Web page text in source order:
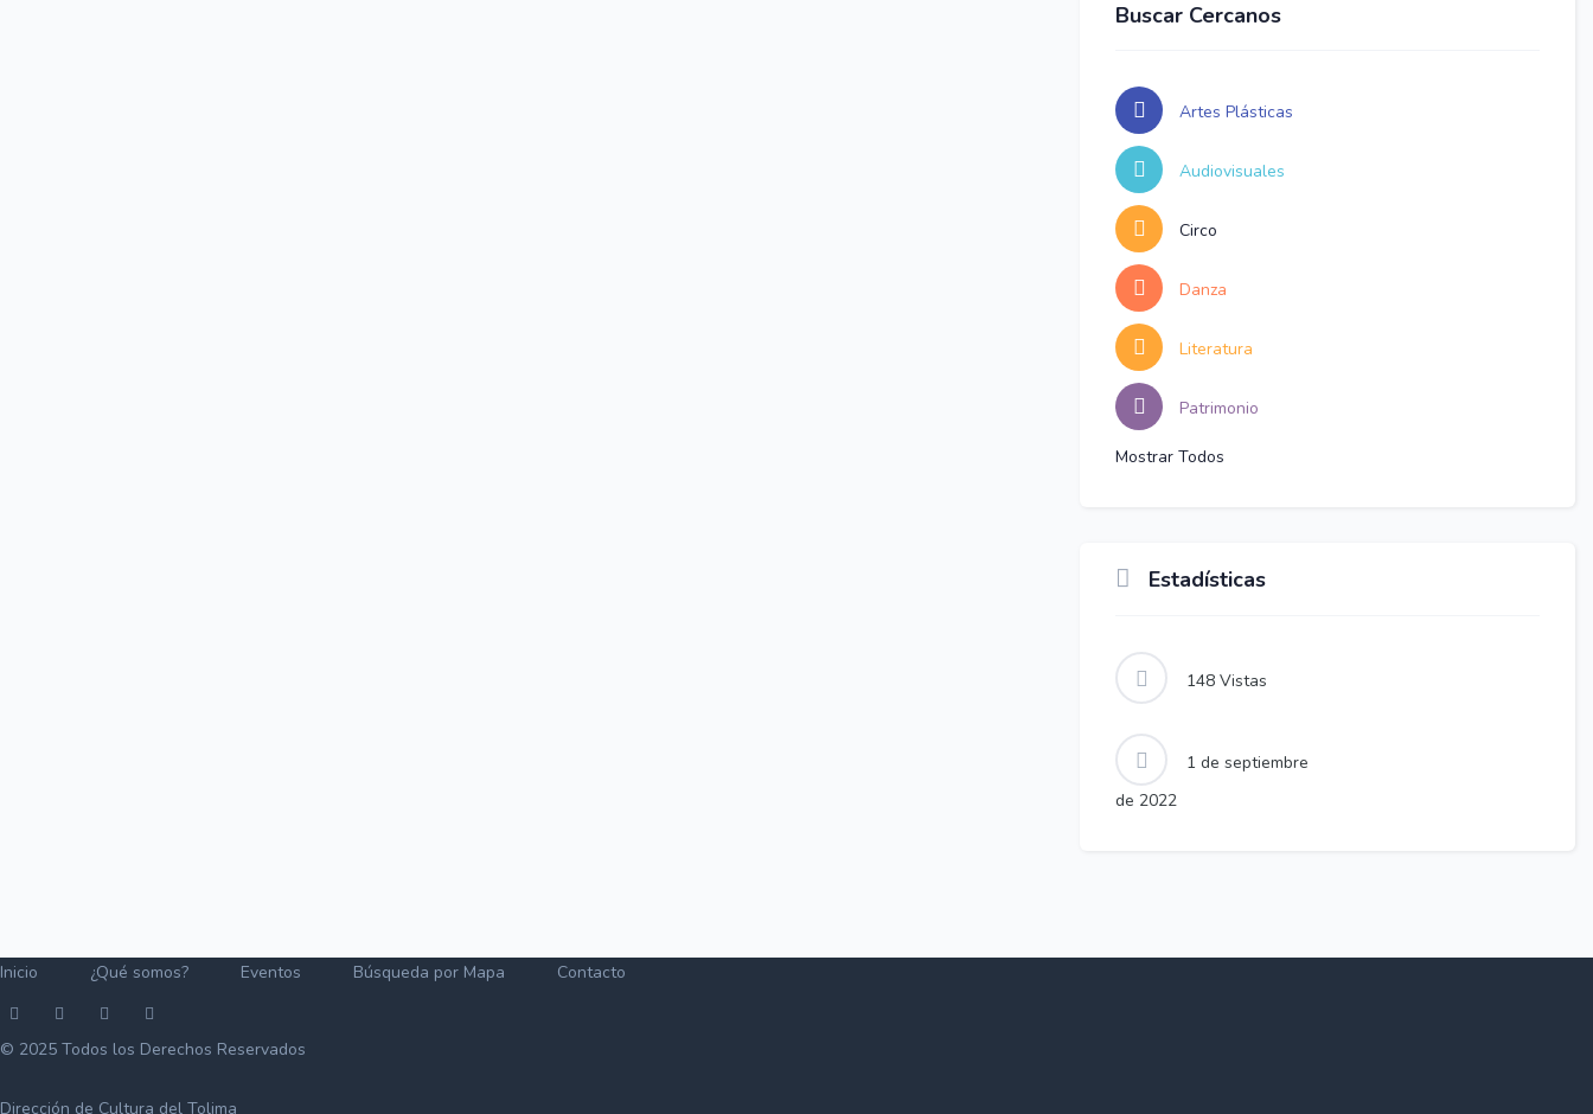
Buscar Cercanos
Artes Plásticas
Audiovisuales
Circo
Danza
Literatura
Patrimonio
Mostrar Todos
Estadísticas
148 Vistas
1 de septiembre
de 2022
Inicio ¿Qué somos? Eventos Búsqueda por Mapa Contacto
© 2025 Todos los Derechos Reservados
Dirección de Cultura del Tolima